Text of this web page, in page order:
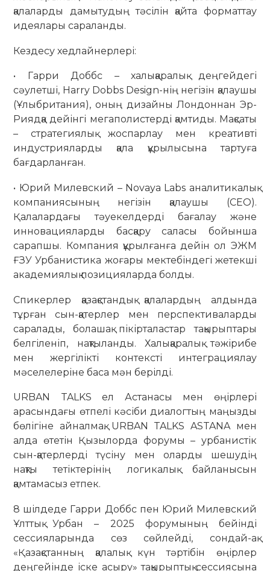
қалаларды дамытудың тәсілін қайта форматтау
идеялары сараланды.
Кездесу хедлайнерлері:
• Гарри Доббс – халықаралық деңгейдегі
сәулетші, Harry Dobbs Design-нің негізін қалаушы
(Ұлыбритания), оның дизайны Лондоннан Эр-
Риядқа дейінгі мегаполистерді қамтиды. Мақсаты
– стратегиялық жоспарлау мен креативті
индустрияларды қала құрылысына тартуға
бағдарланған.
• Юрий Милевский – Novaya Labs аналитикалық
компаниясының негізін қалаушы (CEO).
Қалалардағы тәуекелдерді бағалау және
инновацияларды басқару саласы бойынша
сарапшы. Компания құрылғанға дейін ол ЭЖМ
ҒЗУ Урбанистика жоғары мектебіндегі жетекші
академиялық позицияларда болды.
Спикерлер қазақстандық қалалардың алдында
тұрған сын-қатерлер мен перспективаларды
саралады, болашақ пікірталастар тақырыптары
белгіленіп, нақтыланды. Халықаралық тәжірибе
мен жергілікті контексті интеграциялау
мәселелеріне баса мән берілді.
URBAN TALKS ел Астанасы мен өңірлері
арасындағы өтпелі кәсіби диалогтың маңызды
бөлігіне айналмақ. URBAN TALKS ASTANA мен
алда өтетін Қызылорда форумы – урбанистік
сын-қатерлерді түсіну мен оларды шешудің
нақты тетіктерінің логикалық байланысын
қамтамасыз етпек.
8 шілдеде Гарри Доббс пен Юрий Милевский
Ұлттық Урбан – 2025 форумының бейінді
сессияларында сөз сөйлейді, сондай-ақ
«Қазақстанның қалалық күн тәртібін өңірлер
деңгейінде іске асыру» тақырыптық сессиясына